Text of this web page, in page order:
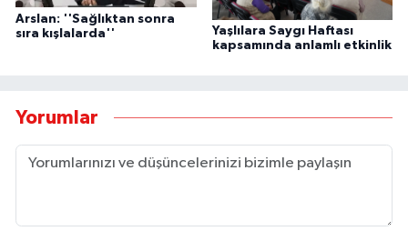
Arslan: ''Sağlıktan sonra
sıra kışlalarda''
Yaşlılara Saygı Haftası
kapsamında anlamlı etkinlik
Yorumlar